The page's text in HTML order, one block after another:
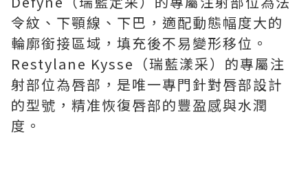
令紋、下顎線、下巴，適配動態幅度大的
輪廓銜接區域，填充後不易變形移位。
Restylane Kysse（瑞藍漾采）的專屬注
射部位為唇部，是唯一專門針對唇部設計
的型號，精准恢復唇部的豐盈感與水潤
度。